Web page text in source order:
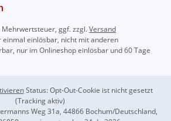
ggf. zzgl.Versand
einlösbar, nicht mit anderen
nur im Onlineshop einlösbar und 60 Tage
Status: Opt-Out-Cookie ist nicht gesetzt
(Tracking aktiv)
Weg 31a, 44866 Bochum/Deutschland,